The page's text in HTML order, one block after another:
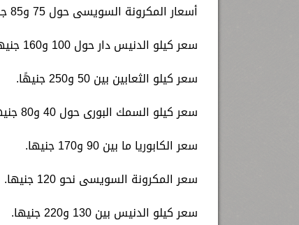
أسعار المكرونة السويسى حول 75 و85 جنيهًا.
سعر كيلو الدنيس دار حول 100 و160 جنيها.
سعر كيلو الثعابين بين 50 و250 جنيهًا.
سعر كيلو السمك البورى حول 40 و80 جنيها.
سعر الكابوريا ما بين 90 و170 جنيها.
سعر المكرونة السويسى نحو 120 جنيها.
سعر كيلو الدنيس بين 130 و220 جنيها.